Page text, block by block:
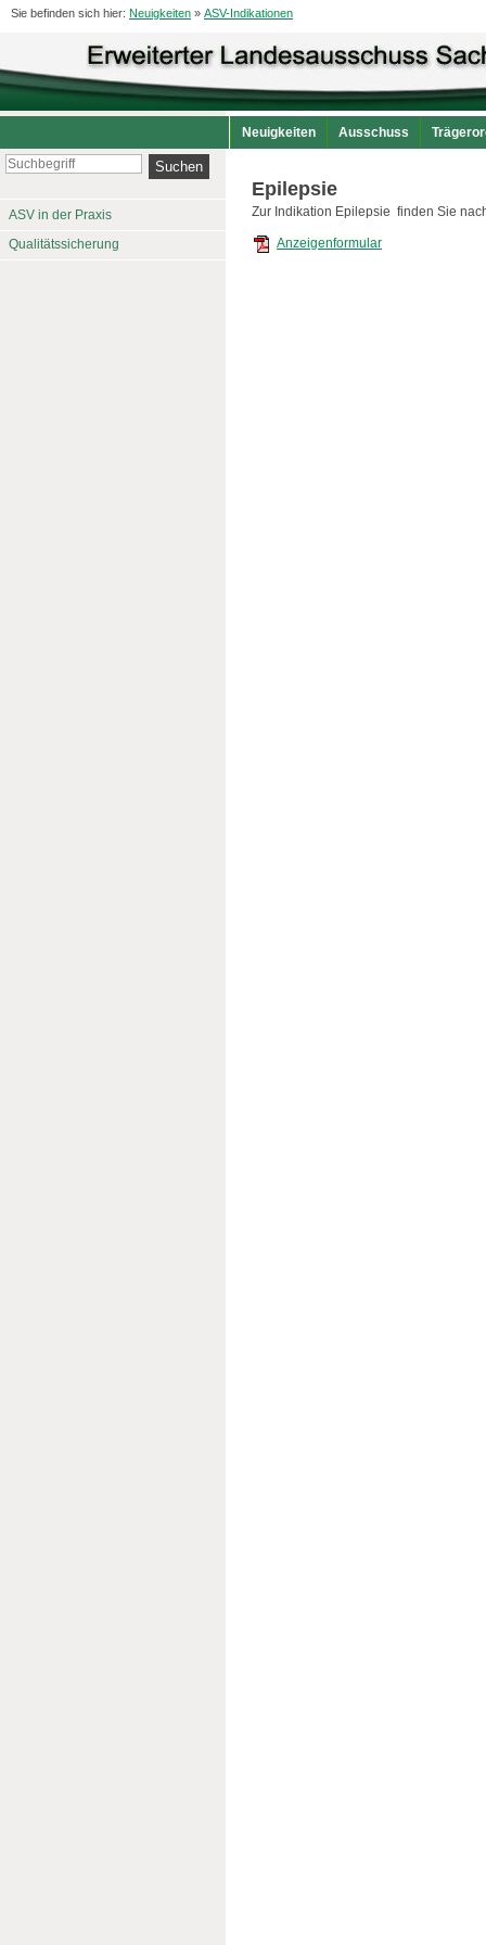
Sie befinden sich hier: Neuigkeiten » ASV-Indikationen
ASV in der Praxis
Qualitätssicherung
Neuigkeiten Ausschuss
Epilepsie
Zur Indikation Epilepsie finden Sie
Anzeigenformular